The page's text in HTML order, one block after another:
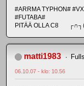
#ARRMA TYPHON#
#FUTABA#
PITÄÄ OLLA C8
matti1983
06.10.07 - klo: 10.56